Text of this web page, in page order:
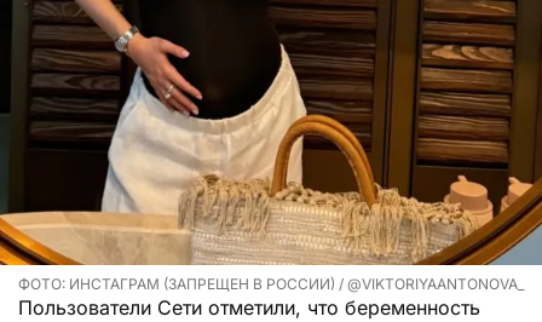
ФОТО: ИНСТАГРАМ (ЗАПРЕЩЕН В РОССИИ) / @VIKTORIYAANTONOVA_
Пользователи Сети отметили, что беременность